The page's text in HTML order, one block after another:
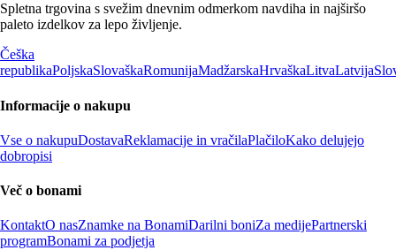
Spletna trgovina s svežim dnevnim odmerkom navdiha in najširšo
paleto izdelkov za lepo življenje.
Češka
republikaPoljskaSlovaškaRomunijaMadžarskaHrvaškaLitvaLatvija
Informacije o nakupu
Vse o nakupuDostavaReklamacije in vračilaPlačiloKako delujejo
dobropisi
Več o bonami
KontaktO nasZnamke na BonamiDarilni boniZa medijePartnerski
programBonami za podjetja